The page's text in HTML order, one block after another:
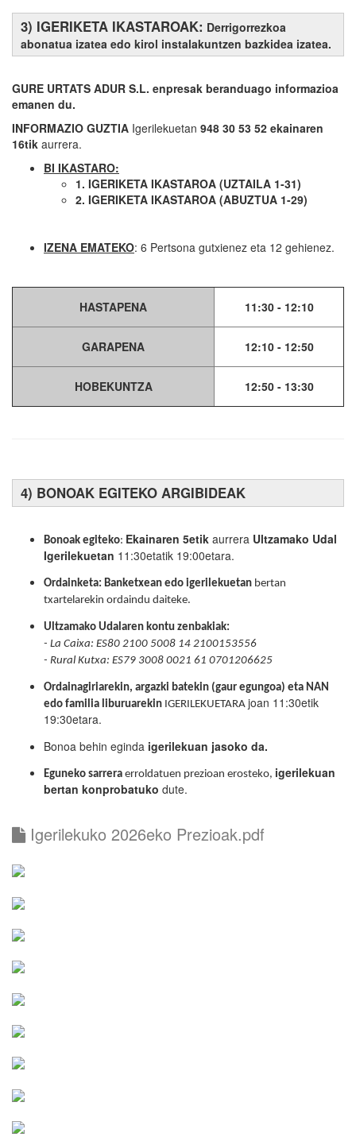
3) IGERIKETA IKASTAROAK: Derrigorrezkoa
abonatua izatea edo kirol instalakuntzen bazkidea izatea.
GURE URTATS ADUR S.L. enpresak beranduago informazioa
emanen du.
INFORMAZIO GUZTIA Igerilekuetan 948 30 53 52 ekainaren
16tik aurrera.
BI IKASTARO:
1. IGERIKETA IKASTAROA (UZTAILA 1-31)
2. IGERIKETA IKASTAROA (ABUZTUA 1-29)
IZENA EMATEKO: 6 Pertsona gutxienez eta 12 gehienez.
HASTAPENA 11:30 - 12:10
GARAPENA 12:10 - 12:50
HOBEKUNTZA 12:50 - 13:30
4) BONOAK EGITEKO ARGIBIDEAK
Bonoak egiteko: Ekainaren 5etik aurrera Ultzamako Udal
Igerilekuetan 11:30etatik 19:00etara.
Ordainketa: Banketxean edo igerilekuetan bertan
txartelarekin ordaindu daiteke.
Ultzamako Udalaren kontu zenbakiak:
- La Caixa: ES80 2100 5008 14 2100153556
- Rural Kutxa: ES79 3008 0021 61 0701206625
Ordainagiriarekin, argazki batekin (gaur egungoa) eta NAN
edo familia liburuarekin IGERILEKUETARA joan 11:30etik
19:30etara.
Bonoa behin eginda igerilekuan jasoko da.
Eguneko sarrera erroldatuen prezioan erosteko, igerilekuan
bertan konprobatuko dute.
Igerilekuko 2026eko Prezioak.pdf